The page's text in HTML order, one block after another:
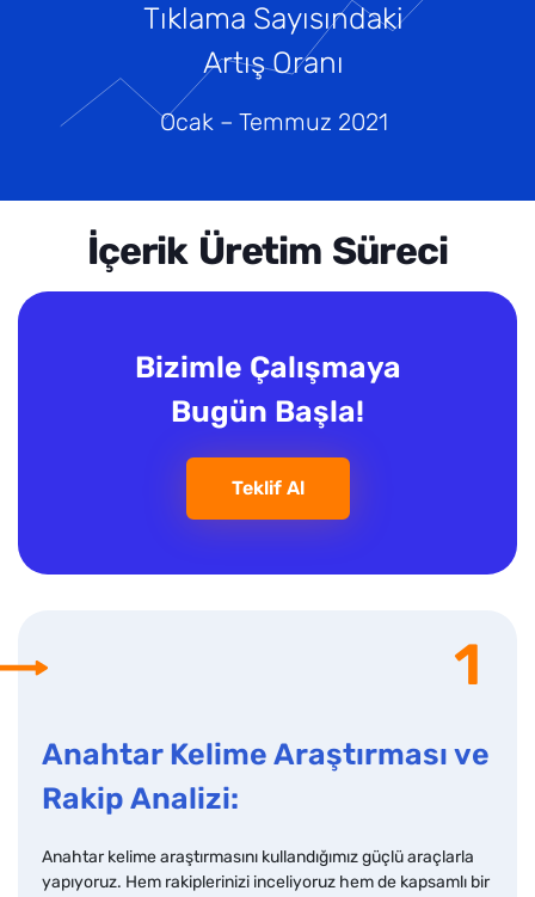
Tıklama Sayısındaki
Artış Oranı
Ocak – Temmuz 2021
İçerik Üretim Süreci
Bizimle Çalışmaya
Bugün Başla!
Teklif Al
1
Anahtar Kelime Araştırması ve
Rakip Analizi:
Anahtar kelime araştırmasını kullandığımız güçlü araçlarla
yapıyoruz. Hem rakiplerinizi inceliyoruz hem de kapsamlı bir